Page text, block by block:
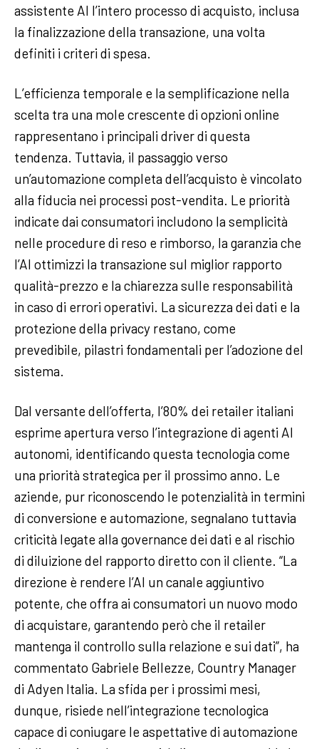
assistente AI l’intero processo di acquisto, inclusa
la finalizzazione della transazione, una volta
definiti i criteri di spesa.
L’efficienza temporale e la semplificazione nella
scelta tra una mole crescente di opzioni online
rappresentano i principali driver di questa
tendenza. Tuttavia, il passaggio verso
un’automazione completa dell’acquisto è vincolato
alla fiducia nei processi post-vendita. Le priorità
indicate dai consumatori includono la semplicità
nelle procedure di reso e rimborso, la garanzia che
l’AI ottimizzi la transazione sul miglior rapporto
qualità-prezzo e la chiarezza sulle responsabilità
in caso di errori operativi. La sicurezza dei dati e la
protezione della privacy restano, come
prevedibile, pilastri fondamentali per l’adozione del
sistema.
Dal versante dell’offerta, l’80% dei retailer italiani
esprime apertura verso l’integrazione di agenti AI
autonomi, identificando questa tecnologia come
una priorità strategica per il prossimo anno. Le
aziende, pur riconoscendo le potenzialità in termini
di conversione e automazione, segnalano tuttavia
criticità legate alla governance dei dati e al rischio
di diluizione del rapporto diretto con il cliente. “La
direzione è rendere l’AI un canale aggiuntivo
potente, che offra ai consumatori un nuovo modo
di acquistare, garantendo però che il retailer
mantenga il controllo sulla relazione e sui dati”, ha
commentato Gabriele Bellezze, Country Manager
di Adyen Italia. La sfida per i prossimi mesi,
dunque, risiede nell’integrazione tecnologica
capace di coniugare le aspettative di automazione